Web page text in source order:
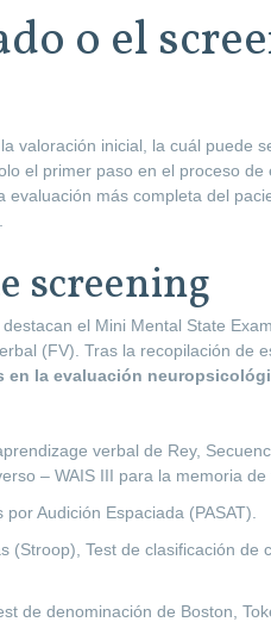
o el
valoración inicial, la cuál puede
el primer paso en el proceso de
más completa del
screening
el Mini Mental State
(FV). Tras la recopilación de
la evaluación
verbal de Rey,
– WAIS III para la memoria de
Audición Espaciada (PASAT).
(Stroop), Test de clasificación de
de denominación de Boston,